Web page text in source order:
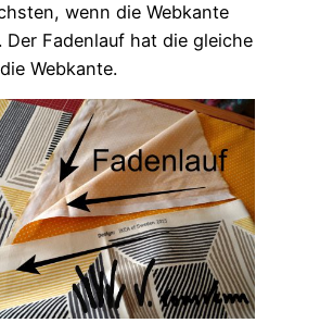
wenn die Webkante
Fadenlauf hat die gleiche
Webkante.